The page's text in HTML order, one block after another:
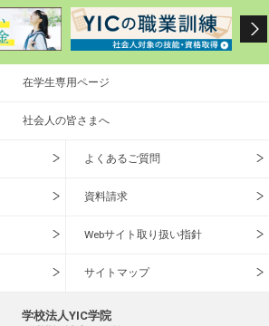
在学生専用ページ
社会人の皆さまへ
よくあるご質問
資料請求
Webサイト取り扱い指針
サイトマップ
学校法人YIC学院